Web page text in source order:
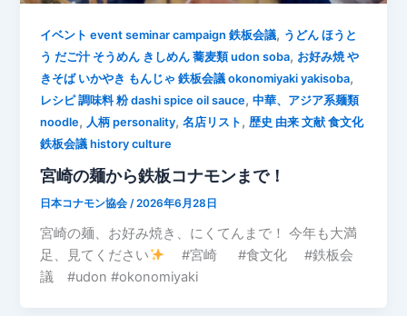
イベント event seminar campaign 鉄板会議, うどん ほうと
う だご汁 そうめん きしめん 蕎麦類 udon soba, お好み焼 や
きそば いかやき もんじゃ 鉄板会議 okonomiyaki yakisoba,
レシピ 調味料 粉 dashi spice oil sauce,中華、アジア系麺類
noodle, 人柄 personality,名店リスト ,歴史 由来 文献 食文化
鉄板会議 history culture
宮崎の麺から鉄板コナモンまで！
日本コナモン協会/2026年6月28日
宮崎の麺、お好み焼き、にくてんまで！ 今年も大満
足、見てください
#宮崎 #食文化 #鉄板会
議 #udon #okonomiyaki